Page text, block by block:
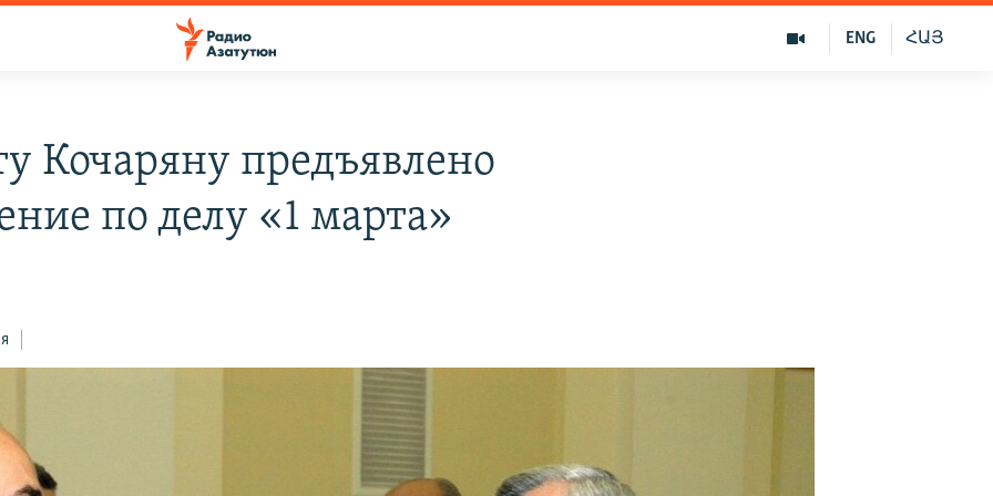
ՀԱՅ
ENG
Кочаряну предъявлено
по делу «1 марта»